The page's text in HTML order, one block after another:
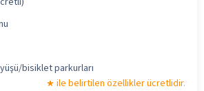
bisiklet parkurları
ile belirtilen özellikler ücretlidir.